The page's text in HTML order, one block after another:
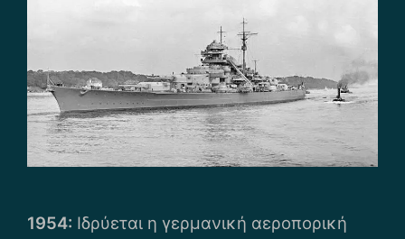
1954: Ιδρύεται η γερμανική αεροπορική